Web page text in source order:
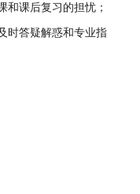
和课后复习的担忧；
时答疑解惑和专业指